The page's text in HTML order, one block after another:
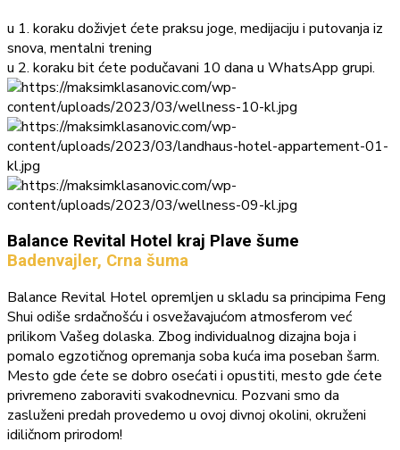
u 1. koraku doživjet ćete praksu joge, medijaciju i putovanja iz
snova, mentalni trening
u 2. koraku bit ćete podučavani 10 dana u WhatsApp grupi.
Balance Revital Hotel kraj Plave šume
Badenvajler, Crna šuma
Balance Revital Hotel opremljen u skladu sa principima Feng
Shui odiše srdačnošću i osvežavajućom atmosferom već
prilikom Vašeg dolaska. Zbog individualnog dizajna boja i
pomalo egzotičnog opremanja soba kuća ima poseban šarm.
Mesto gde ćete se dobro osećati i opustiti, mesto gde ćete
privremeno zaboraviti svakodnevnicu. Pozvani smo da
zasluženi predah provedemo u ovoj divnoj okolini, okruženi
idiličnom prirodom!